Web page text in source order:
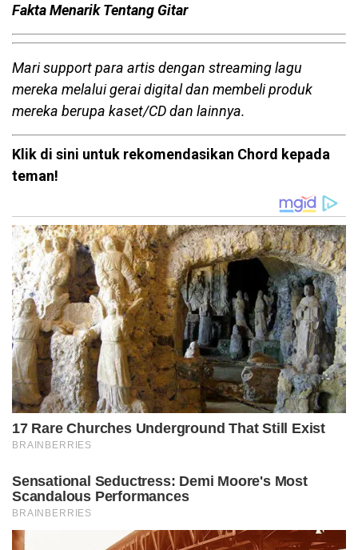
Fakta Menarik Tentang Gitar
Mari support para artis dengan streaming lagu
mereka melalui gerai digital dan membeli produk
mereka berupa kaset/CD dan lainnya.
Klik di sini untuk rekomendasikan Chord kepada
teman!